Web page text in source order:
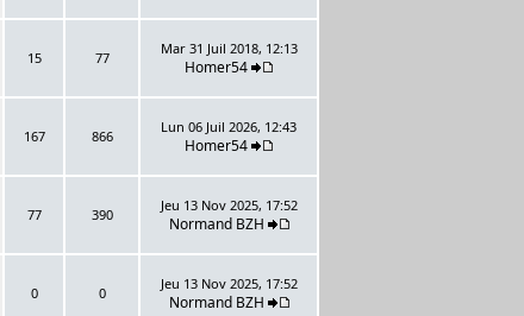
15 77
Mar 31 Juil 2018, 12:13
Homer54
167 866
Lun 06 Juil 2026, 12:43
Homer54
77 390
Jeu 13 Nov 2025, 17:52
Normand BZH
0 0
Jeu 13 Nov 2025, 17:52
Normand BZH